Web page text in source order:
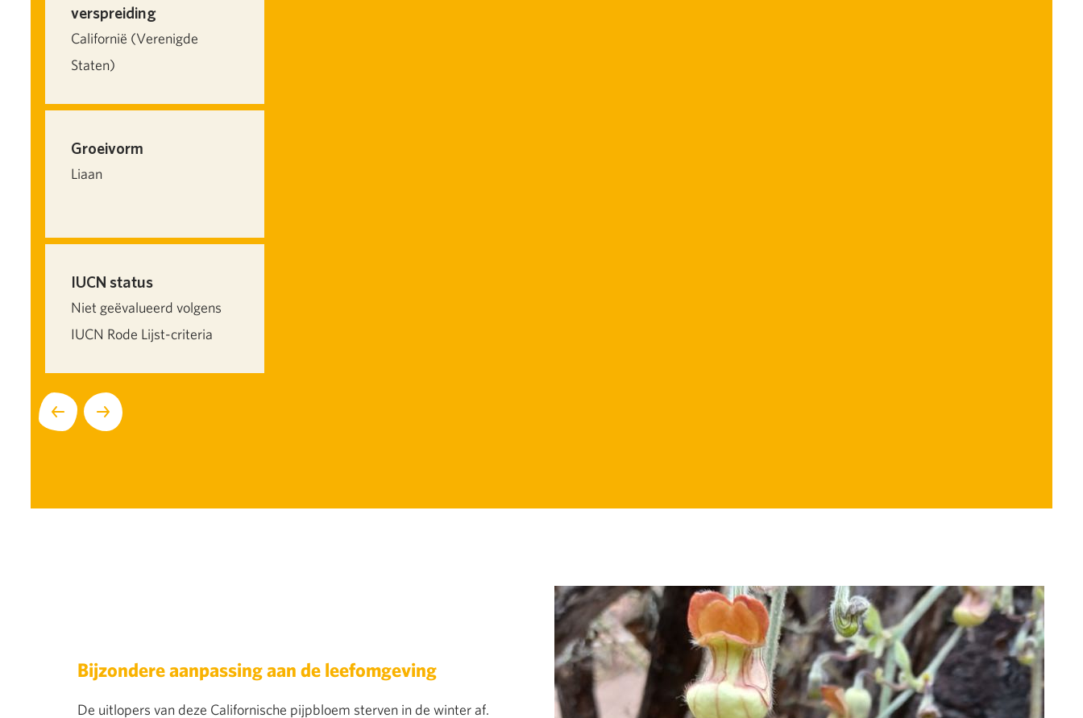
verspreiding
Californië (Verenigde
Staten)
Groeivorm
Liaan
IUCN status
Niet geëvalueerd volgens
IUCN Rode Lijst-criteria
Volgende
Bijzondere aanpassing aan de leefomgeving
De uitlopers van deze Californische pijpbloem sterven in de winter af.